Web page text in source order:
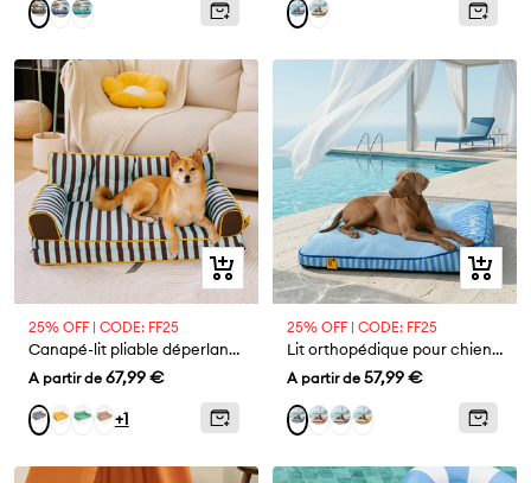
vente
GrisBleuVert
vente
BleuKaki
Aperçu
rapide
25% OFF | CODE: FF25
Canapé-lit pliable déperlant pour chien à rayures tendance - Sunny Siesta
Prix
de
vente
A partir de 67,99 €
BleuJaune
VertKaki
+1
Aperçu
rapide
25% OFF | CODE: FF25
Lit orthopédique pour chien rectangulaire extra large, lavable et refroidissant - Extérieur
Prix
de
vente
A partir de 57,99 €
BleuRoseGrisJaune